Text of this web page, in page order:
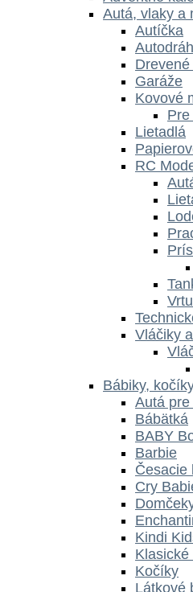
Autá, vlaky a
Autíčka
Garáže
Kovové
Pre
Lietadlá
RC
Vláčiky
Bábiky,
Autá
Bábätká
BABY
Barbie
Česacie
Cry
Kindi
Klasické
Kočíky
Látkové